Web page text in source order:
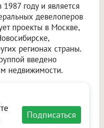
году и является
девелоперов
проекты в Москве,
регионах страны.
введено
недвижимости.
Подписаться